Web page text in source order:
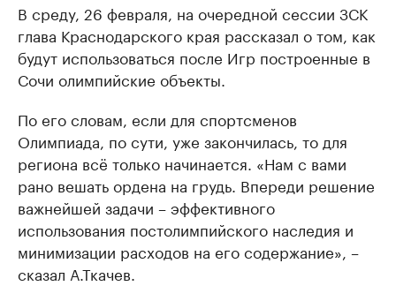
В среду, 26 февраля, на очередной сессии ЗСК
глава Краснодарского края рассказал о том, как
будут использоваться после Игр построенные в
Сочи олимпийские объекты.
По его словам, если для спортсменов
Олимпиада, по сути, уже закончилась, то для
региона всё только начинается. «Нам с вами
рано вешать ордена на грудь. Впереди решение
важнейшей задачи – эффективного
использования постолимпийского наследия и
минимизации расходов на его содержание», –
сказал А.Ткачев.